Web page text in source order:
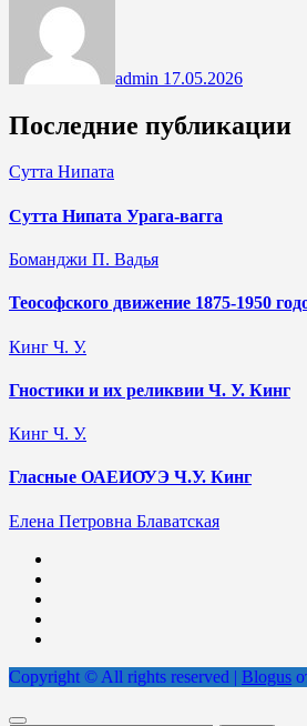
admin 17.05.2026
Последние публикации
Сутта Нипата
Сутта Нипата Урага-вагга
Боманджи П. Вадья
Теософского движение 1875-1950
Кинг Ч. У.
Гностики и их реликвии Ч. У. Кинг
Кинг Ч. У.
Гласные ОАЕИО̄УЭ Ч.У. Кинг
Елена Петровна Блаватская
Copyright © All rights reserved | Blogus